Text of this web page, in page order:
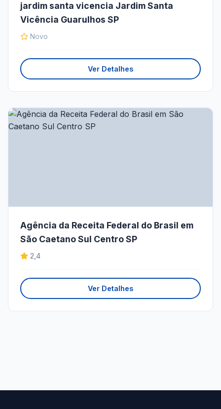
jardim santa vicencia Jardim Santa
Vicência Guarulhos SP
Novo
Ver Detalhes
Agência da Receita Federal do Brasil em
São Caetano Sul Centro SP
2,4
Ver Detalhes